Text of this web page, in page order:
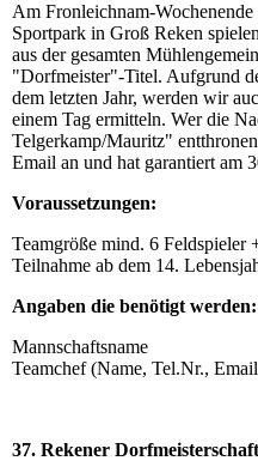
Am Fronleichnam-
Sportpark in Groß Reken
aus der gesamten
"Dorfmeister"-Titel. Aufgrund
dem letzten Jahr, werden wir
einem Tag ermitteln. Wer die
Telgerkamp/Mauritz"
Email an und hat garantiert am
Voraussetzungen:
Teamgröße mind. 6 Feldspieler
Teilnahme ab dem 14.
Angaben die benötigt werden:
Mannschaftsname
Teamchef (Name, Tel.Nr.,
37. Rekener